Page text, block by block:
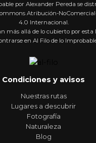
por Alexander Pereda se
Atribución-
4.0 Internacional.
más allá de lo cubierto por esta
en Al Filo de lo
Condiciones y avisos
Nuestras rutas
Lugares a descubrir
Fotografía
Naturaleza
Blog